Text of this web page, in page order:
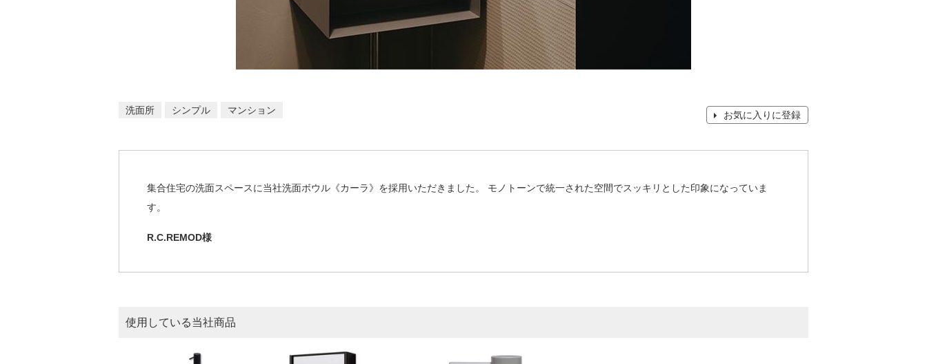
洗面所 シンプル マンション お気に入りに登録
集合住宅の洗面スペースに当社洗面ボウル《カーラ》を採用いただきました。 モノトーンで統一された空間でスッキリとした印象になっていま
す。
R.C.REMOD様
使用している当社商品